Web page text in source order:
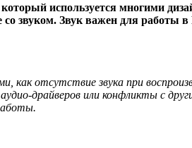
используется многими
звуком. Звук важен для работы
как отсутствие звука при
драйверов или конфликты с